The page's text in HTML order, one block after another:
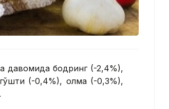
давомида бодринг (-2,4%),
(-0,4%), олма (-0,3%),